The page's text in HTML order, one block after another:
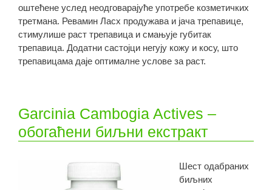
оштећене услед неодговарајуће употребе козметичких
третмана. Ревамин Ласх продужава и јача трепавице,
стимулише раст трепавица и смањује губитак
трепавица. Додатни састојци негују кожу и косу, што
трепавицама даје оптималне услове за раст.
Garcinia Cambogia Actives –
обогаћени биљни екстракт
Шест одабраних
биљних